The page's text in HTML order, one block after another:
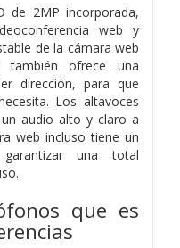
de 2MP incorporada,
web y
de la cámara web
ofrece una
dirección, para que
Los altavoces
audio alto y claro a
web incluso tiene un
una total
que es